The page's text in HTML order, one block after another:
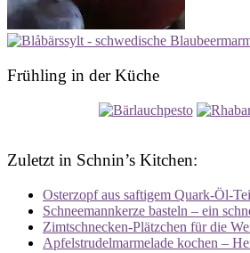
Frühling in der Küche
Zuletzt in Schnin’s Kitchen:
Osterzopf aus saftigem Quark-Öl-
Schneemannkerze basteln – ein
Zimtschnecken-Plätzchen für die
Apfelstrudelmarmelade kochen –